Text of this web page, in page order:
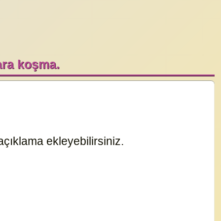
koşma.
ekleyebilirsiniz.